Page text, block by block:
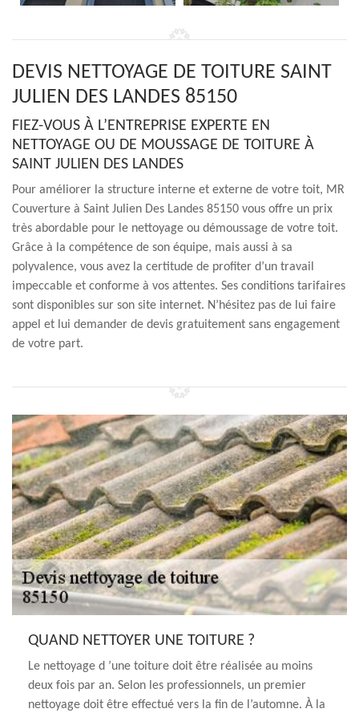
DEVIS NETTOYAGE DE TOITURE SAINT
JULIEN DES LANDES 85150
FIEZ-VOUS À L’ENTREPRISE EXPERTE EN
NETTOYAGE OU DE MOUSSAGE DE TOITURE À
SAINT JULIEN DES LANDES
Pour améliorer la structure interne et externe de votre toit, MR
Couverture à Saint Julien Des Landes 85150 vous offre un prix
très abordable pour le nettoyage ou démoussage de votre toit.
Grâce à la compétence de son équipe, mais aussi à sa
polyvalence, vous avez la certitude de profiter d’un travail
impeccable et conforme à vos attentes. Ses conditions tarifaires
sont disponibles sur son site internet. N’hésitez pas de lui faire
appel et lui demander de devis gratuitement sans engagement
de votre part.
QUAND NETTOYER UNE TOITURE ?
Le nettoyage d ’une toiture doit être réalisée au moins
deux fois par an. Selon les professionnels, un premier
nettoyage doit être effectué vers la fin de l’automne. À la